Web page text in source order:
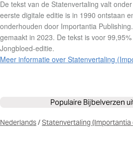
De tekst van de Statenvertaling valt
eerste digitale editie is in 1990 ontstaan
onderhouden door Importantia
gemaakt in 2023. De tekst is voor
Jongbloed-editie.
Meer informatie over Statenvertaling
Populaire Bijbelverzen
Nederlands/Statenvertaling (Importantia